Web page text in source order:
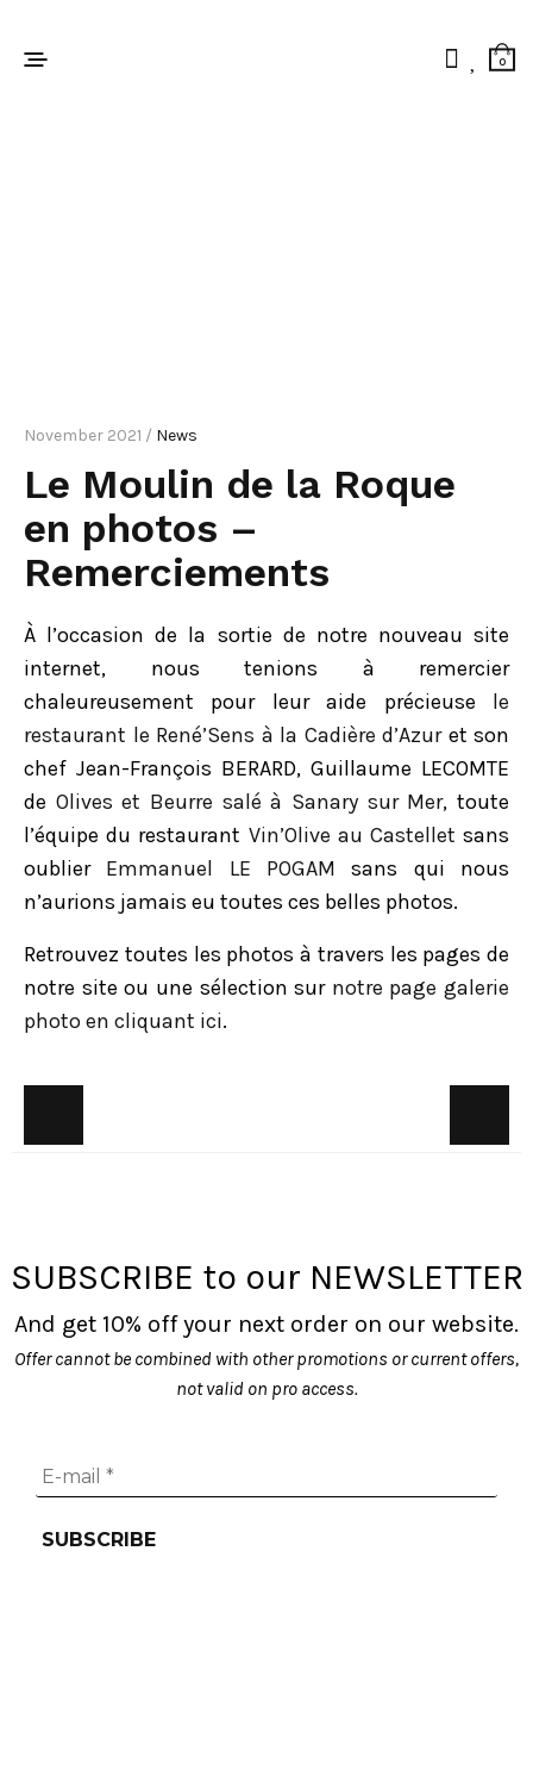
0
November 2021 / News
Le Moulin de la Roque
en photos –
Remerciements
À l’occasion de la sortie de notre nouveau site
internet, nous tenions à remercier
chaleureusement pour leur aide précieuse le
restaurant le René’Sens à la Cadière d’Azuret son
chef Jean-François BERARD, Guillaume LECOMTE
de Olives et Beurre salé à Sanary sur Mer, toute
l’équipe du restaurant Vin’Olive au Castellet sans
oublier Emmanuel LE POGAM sans qui nous
n’aurions jamais eu toutes ces belles photos.
Retrouvez toutes les photos à travers les pages de
notre site ou une sélection sur notre page galerie
photo en cliquant ici.
SUBSCRIBE to our NEWSLETTER
And get 10% off your next order on our website.
Offer cannot be combined with other promotions or current offers,
not valid on pro access.